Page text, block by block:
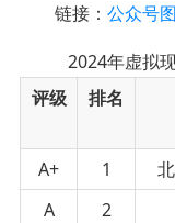
链接： 公众号
2024年虚拟
评级
排名
A+
1
A
2